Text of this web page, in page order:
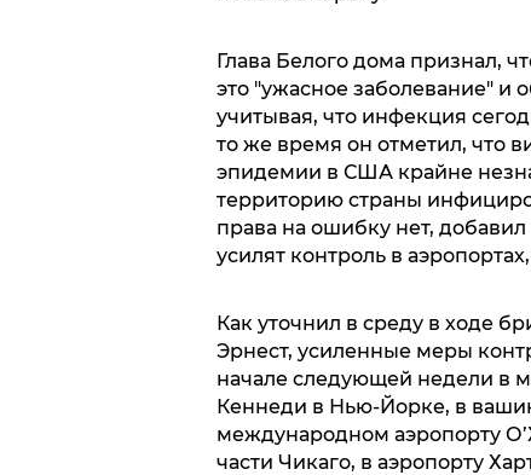
Глава Белого дома признал,
это "ужасное заболевание" и
учитывая, что инфекция
то же время он отметил, что
эпидемии в США крайне
территорию страны
права на ошибку нет,
усилят контроль в
Как уточнил в среду в ходе
Эрнест, усиленные меры
начале следующей недели в
Кеннеди в Нью-Йорке, в
международном аэропорту
части Чикаго, в аэропорту